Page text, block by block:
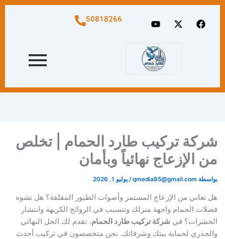
F
a
X
-
r
Y
o
t
u
b
e
50818266
شركة تركيب طارد الحمام | تخلص
من الإزعاج نهائياً وبأمان
بواسطة qmedia85@gmail.com
/ يوليو 1, 2026
هل تعاني من الإزعاج المستمر وأصوات الطيور المقلقة؟ هل تشوه
فضلات الحمام واجهة منزلك وتتسبب في الروائح الكريهة وانتشار
الحشرات؟ في شركة تركيب طارد الحمام، نقدم لك الحل النهائي
والجذري لحماية بيتك وشرفاتك. نحن متخصصون في تركيب أحدث
تركيب
الحمام
:
حماية
ونظافة
افضل
طارد
|
وداعا
لازعاج
رقم
تركيب
بالكويت
|
خدمة
تركيب
الحمام
تخلص
من
الطيور
مقارنة
طارد
والفايبر:
أيهما
أفضل
تركيب
طارد